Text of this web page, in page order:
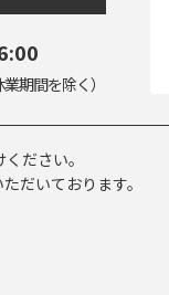
期間を除く）
ださい。
だいております。